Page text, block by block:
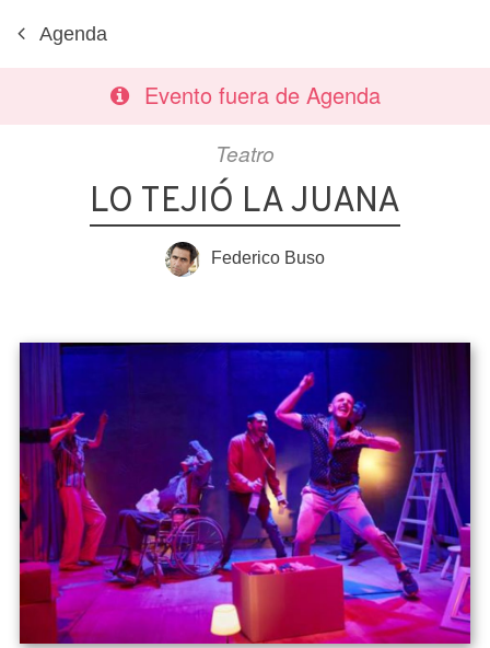
Agenda
Evento fuera de Agenda
Teatro
LO TEJIÓ LA JUANA
Federico Buso